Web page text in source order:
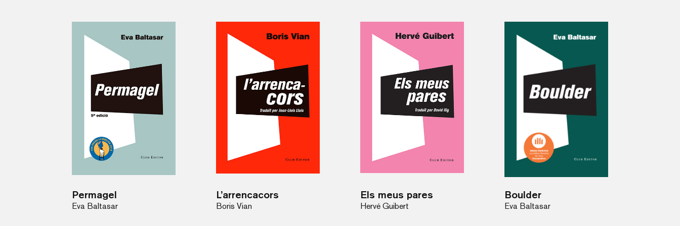
Permagel
Eva Baltasar
L’arrencacors
Boris Vian
Els meus pares
Hervé Guibert
Boulder
Eva Baltasar